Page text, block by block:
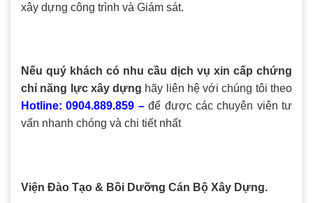
xây dựng công trình và Giám sát.
Nếu quý khách có nhu cầu dịch vụ xin cấp chứng
chỉ năng lực xây dựng hãy liên hệ với chúng tôi theo
Hotline: 0904.889.859 –để được các chuyên viên tư
vấn nhanh chóng và chi tiết nhất
Viện Đào Tạo & Bồi Dưỡng Cán Bộ Xây Dựng.